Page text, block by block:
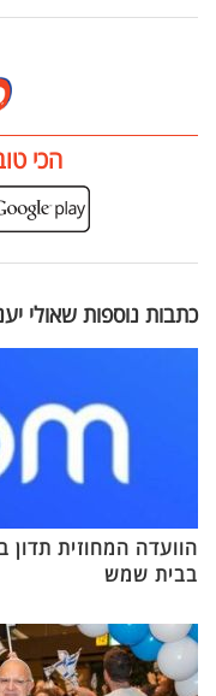
הכי
כתבות נוספות שאולי
הוועדה המחוזית
בבית שמש